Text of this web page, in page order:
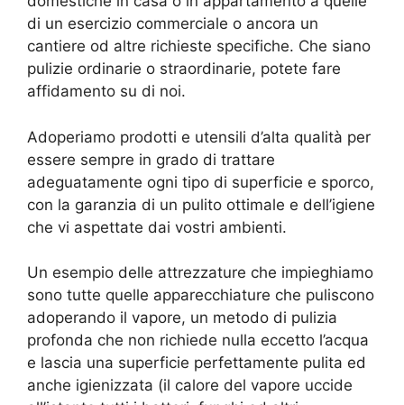
di un esercizio commerciale o ancora un
cantiere od altre richieste specifiche. Che siano
pulizie ordinarie o straordinarie, potete fare
affidamento su di noi.
Adoperiamo prodotti e utensili d’alta qualità per
essere sempre in grado di trattare
adeguatamente ogni tipo di superficie e sporco,
con la garanzia di un pulito ottimale e dell’igiene
che vi aspettate dai vostri ambienti.
Un esempio delle attrezzature che impieghiamo
sono tutte quelle apparecchiature che puliscono
adoperando il vapore, un metodo di pulizia
profonda che non richiede nulla eccetto l’acqua
e lascia una superficie perfettamente pulita ed
anche igienizzata (il calore del vapore uccide